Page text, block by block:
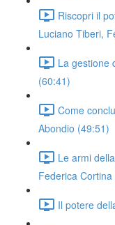
Riscopri il
Luciano Tiberi,
La gestione
(60:41)
Come
Abondio (49:51)
Le armi
Federica
Il potere